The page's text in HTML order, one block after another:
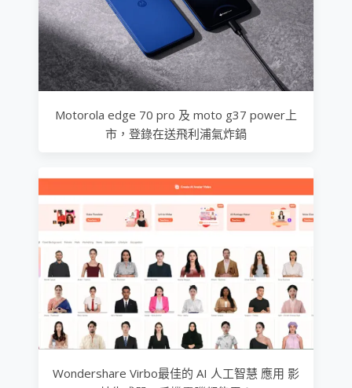
Motorola edge 70 pro 及 moto g37 power上
市，登錄在送飛利浦氣炸鍋
Wondershare Virbo最佳的 AI 人工智慧 應用 影